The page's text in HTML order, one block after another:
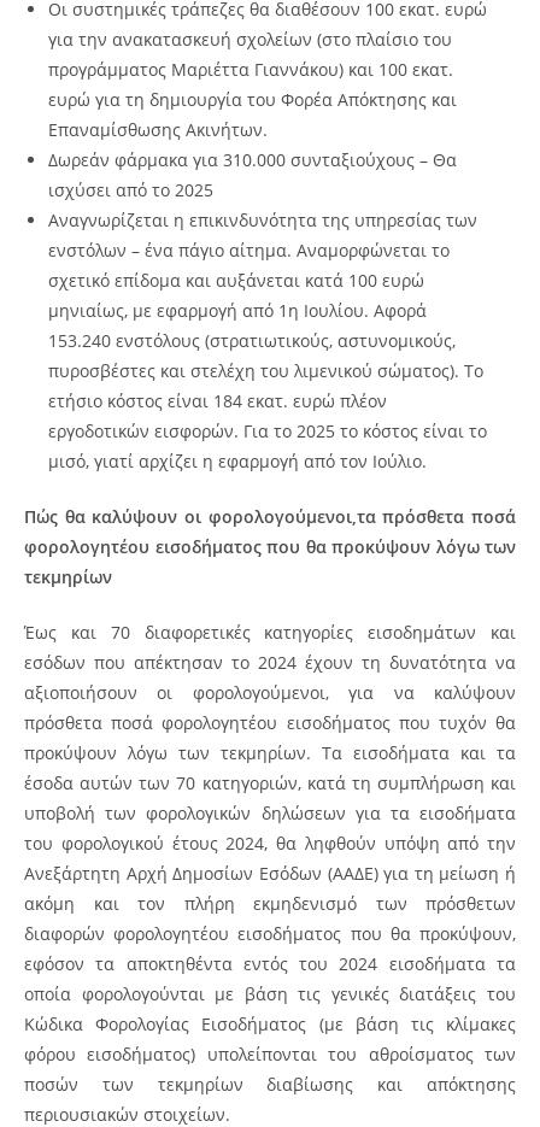
Οι συστημικές τράπεζες θα διαθέσουν 100 εκατ. ευρώ
για την ανακατασκευή σχολείων (στο πλαίσιο του
προγράμματος Μαριέττα Γιαννάκου) και 100 εκατ.
ευρώ για τη δημιουργία του Φορέα Απόκτησης και
Επαναμίσθωσης Ακινήτων.
Δωρεάν φάρμακα για 310.000 συνταξιούχους – Θα
ισχύσει από το 2025
Αναγνωρίζεται η επικινδυνότητα της υπηρεσίας των
ενστόλων – ένα πάγιο αίτημα. Αναμορφώνεται το
σχετικό επίδομα και αυξάνεται κατά 100 ευρώ
μηνιαίως, με εφαρμογή από 1η Ιουλίου. Αφορά
153.240 ενστόλους (στρατιωτικούς, αστυνομικούς,
πυροσβέστες και στελέχη του λιμενικού σώματος). Το
ετήσιο κόστος είναι 184 εκατ. ευρώ πλέον
εργοδοτικών εισφορών. Για το 2025 το κόστος είναι το
μισό, γιατί αρχίζει η εφαρμογή από τον Ιούλιο.
Πώς θα καλύψουν οι φορολογούμενοι,τα πρόσθετα ποσά
φορολογητέου εισοδήματος που θα προκύψουν λόγω των
τεκμηρίων
Έως και 70 διαφορετικές κατηγορίες εισοδημάτων και
εσόδων που απέκτησαν το 2024 έχουν τη δυνατότητα να
αξιοποιήσουν οι φορολογούμενοι, για να καλύψουν
πρόσθετα ποσά φορολογητέου εισοδήματος που τυχόν θα
προκύψουν λόγω των τεκμηρίων. Τα εισοδήματα και τα
έσοδα αυτών των 70 κατηγοριών, κατά τη συμπλήρωση και
υποβολή των φορολογικών δηλώσεων για τα εισοδήματα
του φορολογικού έτους 2024, θα ληφθούν υπόψη από την
Ανεξάρτητη Αρχή Δημοσίων Εσόδων (ΑΑΔΕ) για τη μείωση ή
ακόμη και τον πλήρη εκμηδενισμό των πρόσθετων
διαφορών φορολογητέου εισοδήματος που θα προκύψουν,
εφόσον τα αποκτηθέντα εντός του 2024 εισοδήματα τα
οποία φορολογούνται με βάση τις γενικές διατάξεις του
Κώδικα Φορολογίας Εισοδήματος (με βάση τις κλίμακες
φόρου εισοδήματος) υπολείπονται του αθροίσματος των
ποσών των τεκμηρίων διαβίωσης και απόκτησης
περιουσιακών στοιχείων.